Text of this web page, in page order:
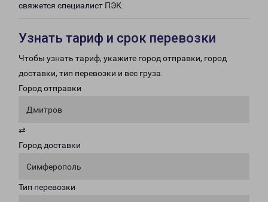
свяжется специалист ПЭК.
Узнать тариф и срок перевозки
Чтобы узнать тариф, укажите город отправки, город
доставки, тип перевозки и вес груза.
Город отправки
Дмитров
⇄
Город доставки
Симферополь
Тип перевозки